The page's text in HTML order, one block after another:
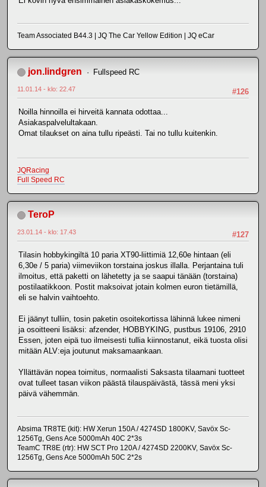
Team Associated B44.3 | JQ The Car Yellow Edition | JQ eCar
jon.lindgren Fullspeed RC
#126
11.01.14 - klo: 22.47
Noilla hinnoilla ei hirveitä kannata odottaa...
Asiakaspalvelultakaan.
Omat tilaukset on aina tullu ripeästi. Tai no tullu kuitenkin.
JQRacing
Full Speed RC
TeroP
#127
23.01.14 - klo: 17.43
Tilasin hobbykingiltä 10 paria XT90-liittimiä 12,60e hintaan (eli
6,30e / 5 paria) viimeviikon torstaina joskus illalla. Perjantaina tuli
ilmoitus, että paketti on lähetetty ja se saapui tänään (torstaina)
postilaatikkoon. Postit maksoivat jotain kolmen euron tietämillä,
eli se halvin vaihtoehto.
Ei jäänyt tulliin, tosin paketin osoitekortissa lähinnä lukee nimeni
ja osoitteeni lisäksi: afzender, HOBBYKING, pustbus 19106, 2910
Essen, joten eipä tuo ilmeisesti tullia kiinnostanut, eikä tuosta olisi
mitään ALV:eja joutunut maksamaankaan.
Yllättävän nopea toimitus, normaalisti Saksasta tilaamani tuotteet
ovat tulleet tasan viikon päästä tilauspäivästä, tässä meni yksi
päivä vähemmän.
Absima TR8TE (kit): HW Xerun 150A / 4274SD 1800KV, Savöx Sc-
1256Tg, Gens Ace 5000mAh 40C 2*3s
TeamC TR8E (rtr): HW SCT Pro 120A / 4274SD 2200KV, Savöx Sc-
1256Tg, Gens Ace 5000mAh 50C 2*2s